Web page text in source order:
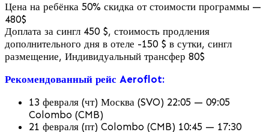
Цена на ребёнка 50% скидка от стоимости программы —
480$
Доплата за сингл 450 $, стоимость продления
дополнительного дня в отеле -150 $ в сутки, сингл
размещение, Индивидуальный трансфер 80$
Рекомендованный рейс Aeroflot:
13 февраля (чт) Москва (SVO) 22:05 — 09:05
Colombo (CMB)
21 февраля (пт) Colombo (CMB) 10:45 — 17:30